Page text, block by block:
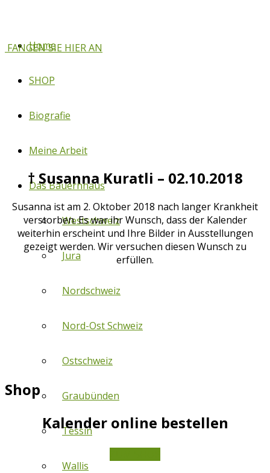
Home
SHOP
Biografie
Meine Arbeit
Das Bauernhaus
Westschweiz
Jura
Nordschweiz
Nord-Ost Schweiz
Ostschweiz
Graubünden
Tessin
Wallis
FANGEN SIE HIER AN
† Susanna Kuratli – 02.10.2018
Susanna ist am 2. Oktober 2018 nach langer Krankheit
verstorben. Es war ihr Wunsch, dass der Kalender
weiterhin erscheint und Ihre Bilder in Ausstellungen
gezeigt werden. Wir versuchen diesen Wunsch zu
erfüllen.
Shop
Kalender online bestellen